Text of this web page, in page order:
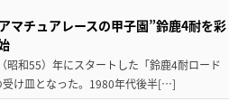
マチュアレースの甲子園”鈴鹿4耐を彩
和55）年にスタートした「鈴鹿4耐ロード
受け皿となった。1980年代後半[…]